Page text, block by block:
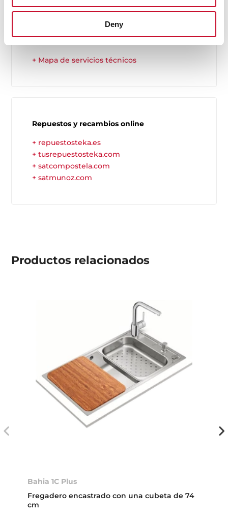
Deny
Servicios técnicos oficiales
Consulta cuál es el servicio técnico más
+ Mapa de servicios técnicos
Repuestos y recambios online
+ repuestosteka.es
+ tusrepuestosteka.com
+ satcompostela.com
+ satmunoz.com
Productos relacionados
Bahia 1C Plus
Fregadero encastrado con una cubeta de 74
cm